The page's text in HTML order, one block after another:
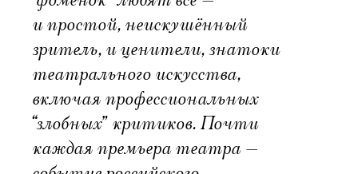
и простой, неискушённый
зритель, и ценители, знатоки
театрального искусства,
включая профессиональных
“злобных” критиков. Почти
каждая премьера театра —